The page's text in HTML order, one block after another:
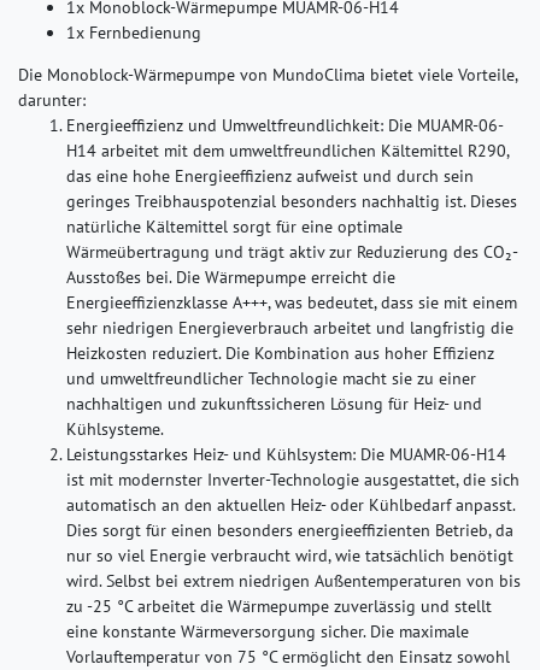
1x Monoblock-Wärmepumpe MUAMR-06-H14
1x Fernbedienung
Die Monoblock-Wärmepumpe von MundoClima bietet viele Vorteile,
darunter:
Energieeffizienz und Umweltfreundlichkeit: Die MUAMR-06-
H14 arbeitet mit dem umweltfreundlichen Kältemittel R290,
das eine hohe Energieeffizienz aufweist und durch sein
geringes Treibhauspotenzial besonders nachhaltig ist. Dieses
natürliche Kältemittel sorgt für eine optimale
Wärmeübertragung und trägt aktiv zur Reduzierung des CO₂-
Ausstoßes bei. Die Wärmepumpe erreicht die
Energieeffizienzklasse A+++, was bedeutet, dass sie mit einem
sehr niedrigen Energieverbrauch arbeitet und langfristig die
Heizkosten reduziert. Die Kombination aus hoher Effizienz
und umweltfreundlicher Technologie macht sie zu einer
nachhaltigen und zukunftssicheren Lösung für Heiz- und
Kühlsysteme.
Leistungsstarkes Heiz- und Kühlsystem: Die MUAMR-06-H14
ist mit modernster Inverter-Technologie ausgestattet, die sich
automatisch an den aktuellen Heiz- oder Kühlbedarf anpasst.
Dies sorgt für einen besonders energieeffizienten Betrieb, da
nur so viel Energie verbraucht wird, wie tatsächlich benötigt
wird. Selbst bei extrem niedrigen Außentemperaturen von bis
zu -25 °C arbeitet die Wärmepumpe zuverlässig und stellt
eine konstante Wärmeversorgung sicher. Die maximale
Vorlauftemperatur von 75 °C ermöglicht den Einsatz sowohl